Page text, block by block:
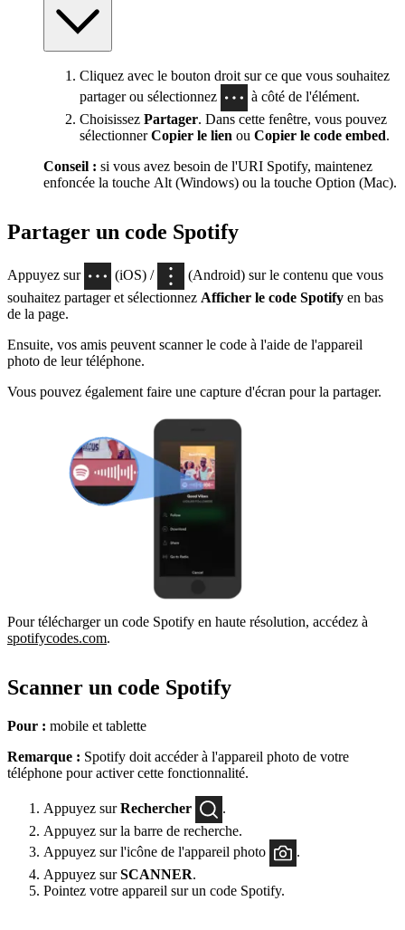
Cliquez avec le bouton droit sur ce que vous souhaitez
partager ou sélectionnez
à côté de l'élément.
Choisissez Partager. Dans cette fenêtre, vous pouvez
sélectionnerCopier le lien ou Copier le code embed.
Conseil : si vous avez besoin de l'URI Spotify, maintenez
enfoncée la touche Alt (Windows) ou la touche Option (Mac).
Partager un code Spotify
Appuyez sur (iOS) /
(Android) sur le contenu que vous
souhaitez partager et sélectionnez Afficher le code Spotify en bas
de la page.
Ensuite, vos amis peuvent scanner le code à l'aide de l'appareil
photo de leur téléphone.
Vous pouvez également faire une capture d'écran pour la partager.
Pour télécharger un code Spotify en haute résolution, accédez à
spotifycodes.com.
Scanner un code Spotify
Pour : mobile et tablette
Remarque : Spotify doit accéder à l'appareil photo de votre
téléphone pour activer cette fonctionnalité.
Appuyez surRechercher
.
Appuyez sur la barre de recherche.
Appuyez sur l'icône de l'appareil photo
.
Appuyez surSCANNER.
Pointez votre appareil sur un code Spotify.